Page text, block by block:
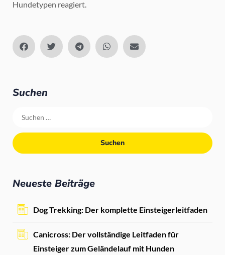
Hundetypen reagiert.
Suchen
Neueste Beiträge
Dog Trekking: Der komplette Einsteigerleitfaden
Canicross: Der vollständige Leitfaden für
Einsteiger zum Geländelauf mit Hunden